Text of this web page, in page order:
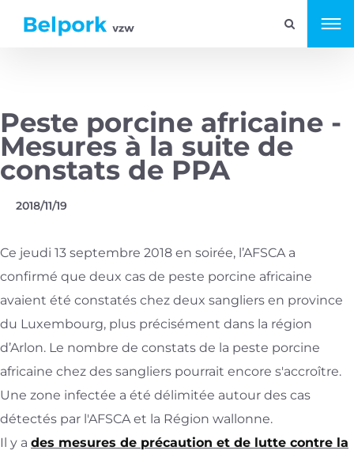
Peste porcine africaine -
Mesures à la suite de
constats de PPA
2018/11/19
Ce jeudi 13 septembre 2018 en soirée, l’AFSCA a
confirmé que deux cas de peste porcine africaine
avaient été constatés chez deux sangliers en province
du Luxembourg, plus précisément dans la région
d’Arlon. Le nombre de constats de la peste porcine
africaine chez des sangliers pourrait encore s'accroître.
Une zone infectée a été délimitée autour des cas
détectés par l'AFSCA et la Région wallonne.
Il y a des mesures de précaution et de lutte contre la